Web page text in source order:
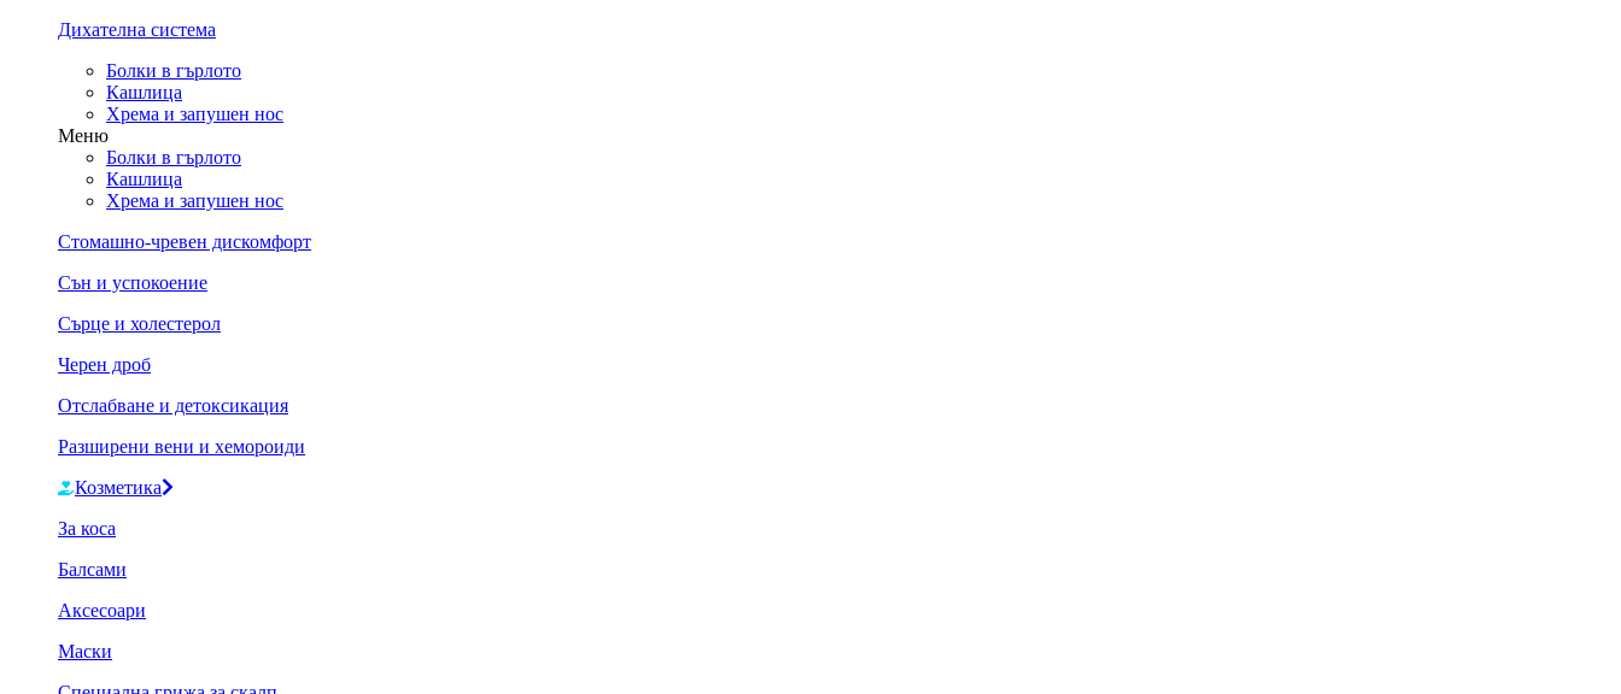
Дихателна система
Болки в гърлото
Кашлица
Хрема и запушен нос
Меню
Болки в гърлото
Кашлица
Хрема и запушен нос
Стомашно-чревен дискомфорт
Сън и успокоение
Сърце и холестерол
Черен дроб
Отслабване и детоксикация
Разширени вени и хемороиди
Козметика
За коса
Балсами
Аксесоари
Маски